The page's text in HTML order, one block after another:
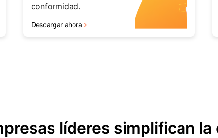
conformidad.
Descargar ahora
líderes simplifican